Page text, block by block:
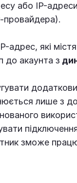
або IP-
провайдера).
які
до акаунта з
лише з
зможе